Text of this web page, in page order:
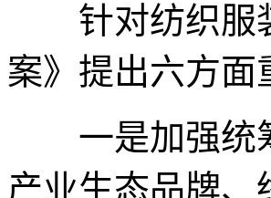
针对纺织服装
案》提出六方面
一是加强统筹
产业生态品牌